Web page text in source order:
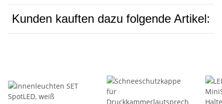
Kunden kauften dazu folgende Artikel: